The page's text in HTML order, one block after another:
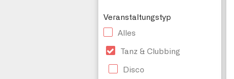
Veranstaltungstyp
Alles
Tanz & Clubbing
Disco